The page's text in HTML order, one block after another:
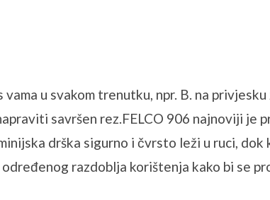
u svakom trenutku, npr. B. na
savršen rez.FELCO 906 najnoviji je
drška sigurno i čvrsto leži u ruci, dok
razdoblja korištenja kako bi se